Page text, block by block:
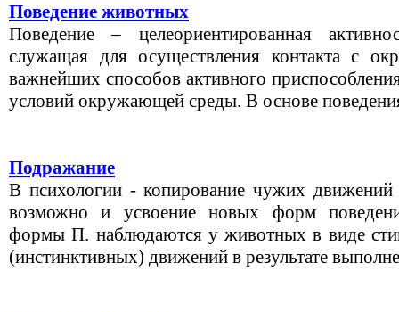
Поведение животных
Поведение – целеориентированная
служащая для осуществления контакта с
важнейших способов активного
условий окружающей среды. В основе
Подражание
В психологии - копирование чужих
возможно и усвоение новых форм
формы П. наблюдаются у животных в виде
(инстинктивных) движений в результате